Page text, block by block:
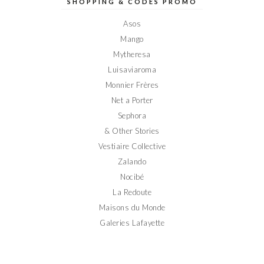
SHOPPING & CODES PROMO
Asos
Mango
Mytheresa
Luisaviaroma
Monnier Frères
Net a Porter
Sephora
& Other Stories
Vestiaire Collective
Zalando
Nocibé
La Redoute
Maisons du Monde
Galeries Lafayette